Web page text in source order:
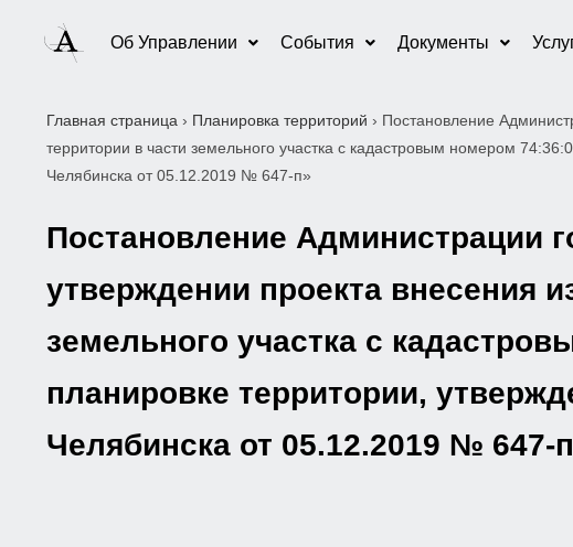
Об Управлении События Документы
Главная страница › Планировка территорий › Постановление
территории в части земельного участка с кадастровым номером
Челябинска от 05.12.2019 № 647-п»
Постановление Администрации
утверждении проекта внесения
земельного участка с
планировке территории,
Челябинска от 05.12.2019 № 647-